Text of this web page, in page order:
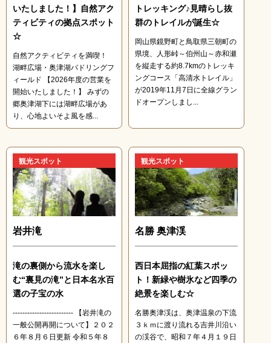
いたしました！】自然アク
ティビティの拠点スポット
☆
自然アクティビティを満喫！
湖畔広場・奥津湖パドリングフ
ィールド 【2026年度の営業を
開始いたしました！】 みずの
郷奥津湖下には湖畔広場があ
り、心地よいそよ風を感...
トレッキング♪見晴らし抜
群のトレイルが誕生☆
岡山県鏡野町と鳥取県三朝町の
県境、人形峠～伯州山～赤和瀬
を縦走する約8.7kmのトレッキ
ングコース「高清水トレイル」
が2019年11月7日に全線グラン
ドオープンしまし...
観光スポット
岩井滝
滝の裏側から流水を楽し
む“裏見の滝”と日本名水百
選の子宝の水
------------------------- 【岩井滝の
一般公開再開について】２０２
６年８月６日更新 令和５年８
観光スポット
名勝 奥津渓
西日本屈指の紅葉スポッ
ト！新緑や樹氷など四季の
絶景を楽しむ☆
名勝奥津渓は、奥津温泉の下流
３ｋｍに渡り流れる吉井川沿い
の渓谷で、昭和７年４月１９日